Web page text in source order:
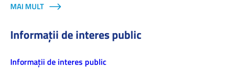
MAI MULT
Informații de interes public
Informaţii de interes public